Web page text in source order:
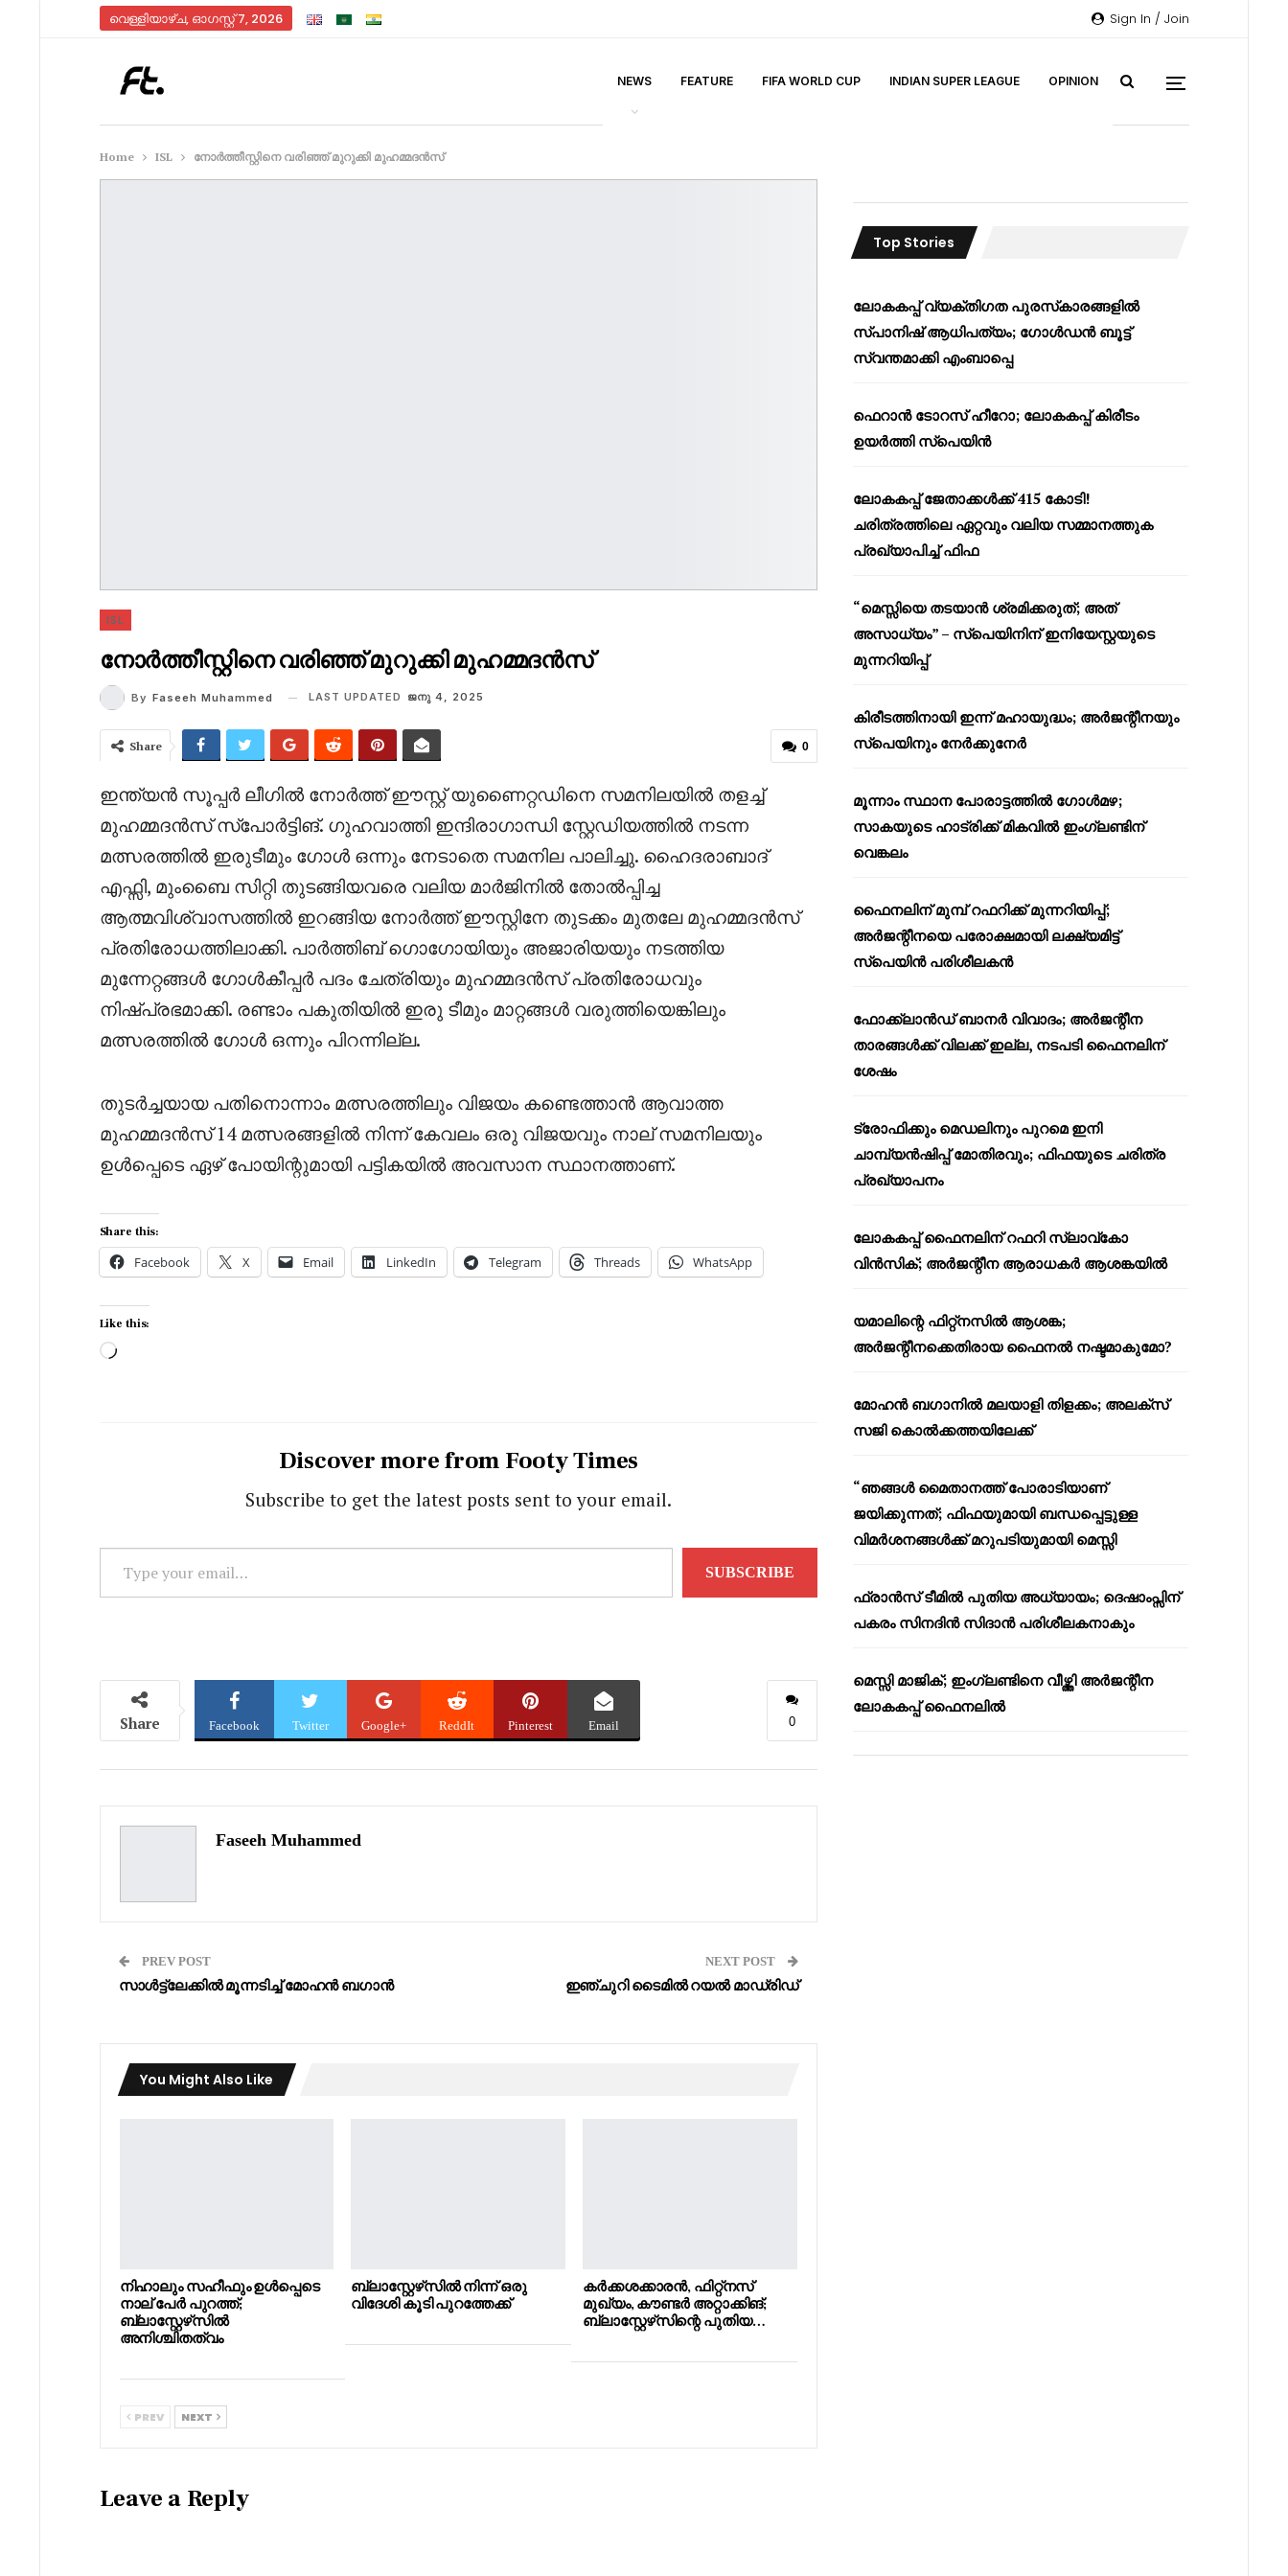
Sign In / Join
വെള്ളിയാഴ്‌ച, ഓഗസ്റ്റ്‌ 7, 2026
NEWS FEATURE FIFA WORLD CUP INDIAN SUPER LEAGUE OPINION
Home ISL നോർത്തീസ്റ്റിനെ വരിഞ്ഞ് മുറുക്കി മുഹമ്മദൻസ്
ISL
നോർത്തീസ്റ്റിനെ വരിഞ്ഞ് മുറുക്കി മുഹമ്മദൻസ്
By Faseeh Muhammed LAST UPDATED ജനു 4, 2025
0
Share
ഇന്ത്യൻ സൂപ്പർ ലീഗിൽ നോർത്ത് ഈസ്റ്റ് യുണൈറ്റഡിനെ സമനിലയിൽ തളച്ച്
മുഹമ്മദൻസ് സ്‌പോർട്ടിങ്. ഗുഹവാത്തി ഇന്ദിരാഗാന്ധി സ്റ്റേഡിയത്തിൽ നടന്ന
മത്സരത്തിൽ ഇരുടീമും ഗോൾ ഒന്നും നേടാതെ സമനില പാലിച്ചു. ഹൈദരാബാദ്
എഫ്സി, മുംബൈ സിറ്റി തുടങ്ങിയവരെ വലിയ മാർജിനിൽ തോൽപ്പിച്ച
ആത്മവിശ്വാസത്തിൽ ഇറങ്ങിയ നോർത്ത് ഈസ്റ്റിനേ തുടക്കം മുതലേ മുഹമ്മദൻസ്
പ്രതിരോധത്തിലാക്കി. പാർത്തിബ് ഗൊഗോയിയും അജാരിയയും നടത്തിയ
മുന്നേറ്റങ്ങൾ ഗോൾകീപ്പർ പദം ചേത്രിയും മുഹമ്മദൻസ് പ്രതിരോധവും
നിഷ്പ്രഭമാക്കി. രണ്ടാം പകുതിയിൽ ഇരു ടീമും മാറ്റങ്ങൾ വരുത്തിയെങ്കിലും
മത്സരത്തിൽ ഗോൾ ഒന്നും പിറന്നില്ല.
തുടർച്ചയായ പതിനൊന്നാം മത്സരത്തിലും വിജയം കണ്ടെത്താൻ ആവാത്ത
മുഹമ്മദൻസ് 14 മത്സരങ്ങളിൽ നിന്ന് കേവലം ഒരു വിജയവും നാല് സമനിലയും
ഉൾപ്പെടെ ഏഴ് പോയിന്റുമായി പട്ടികയിൽ അവസാന സ്ഥാനത്താണ്.
Share this:
Facebook X Email LinkedIn Telegram Threads WhatsApp
Like this:
Loading…
Discover more from Footy Times
Subscribe to get the latest posts sent to your email.
your
SUBSCRIBE
0
Share Facebook Twitter Google+ ReddIt Pinterest Email
Faseeh Muhammed
PREV POST
സാൾട്ട്ലേക്കിൽ മൂന്നടിച്ച് മോഹൻ ബഗാൻ
NEXT POST
ഇഞ്ചുറി ടൈമിൽ റയൽ മാഡ്രിഡ്
You Might Also Like
നിഹാലും സഹീഫും ഉൾപ്പെടെ
നാല് പേർ പുറത്ത്;
ബ്ലാസ്റ്റേഴ്‌സിൽ
അനിശ്ചിതത്വം
ബ്ലാസ്റ്റേഴ്‌സിൽ നിന്ന് ഒരു
വിദേശി കൂടി പുറത്തേക്ക്
കർക്കശക്കാരൻ, ഫിറ്റ്നസ്
മുഖ്യം, കൗണ്ടർ അറ്റാക്കിങ്;
ബ്ലാസ്റ്റേഴ്‌സിന്റെ പുതിയ…
PREV NEXT
Leave a Reply
Top Stories
ലോകകപ്പ് വ്യക്തിഗത പുരസ്‌കാരങ്ങളിൽ
സ്പാനിഷ് ആധിപത്യം; ഗോൾഡൻ ബൂട്ട്
സ്വന്തമാക്കി എംബാപ്പെ
ഫെറാൻ ടോറസ് ഹീറോ; ലോകകപ്പ് കിരീടം
ഉയർത്തി സ്പെയിൻ
ലോകകപ്പ് ജേതാക്കൾക്ക് 415 കോടി!
ചരിത്രത്തിലെ ഏറ്റവും വലിയ സമ്മാനത്തുക
പ്രഖ്യാപിച്ച് ഫിഫ
“മെസ്സിയെ തടയാൻ ശ്രമിക്കരുത്; അത്
അസാധ്യം” – സ്പെയിനിന് ഇനിയേസ്റ്റയുടെ
മുന്നറിയിപ്പ്
കിരീടത്തിനായി ഇന്ന് മഹായുദ്ധം; അർജന്റീനയും
സ്പെയിനും നേർക്കുനേർ
മൂന്നാം സ്ഥാന പോരാട്ടത്തിൽ ഗോൾമഴ;
സാകയുടെ ഹാട്രിക്ക് മികവിൽ ഇംഗ്ലണ്ടിന്
വെങ്കലം
ഫൈനലിന് മുമ്പ് റഫറിക്ക് മുന്നറിയിപ്പ്;
അർജന്റീനയെ പരോക്ഷമായി ലക്ഷ്യമിട്ട്
സ്പെയിൻ പരിശീലകൻ
ഫോക്ക്‌ലാൻഡ് ബാനർ വിവാദം; അർജന്റീന
താരങ്ങൾക്ക് വിലക്ക് ഇല്ല, നടപടി ഫൈനലിന്
ശേഷം
ട്രോഫിക്കും മെഡലിനും പുറമെ ഇനി
ചാമ്പ്യൻഷിപ്പ് മോതിരവും; ഫിഫയുടെ ചരിത്ര
പ്രഖ്യാപനം
ലോകകപ്പ് ഫൈനലിന് റഫറി സ്ലാവ്‌കോ
വിൻസിക്; അർജന്റീന ആരാധകർ ആശങ്കയിൽ
യമാലിന്റെ ഫിറ്റ്നസിൽ ആശങ്ക;
അർജന്റീനക്കെതിരായ ഫൈനൽ നഷ്ടമാകുമോ?
മോഹൻ ബഗാനിൽ മലയാളി തിളക്കം; അലക്സ്
സജി കൊൽക്കത്തയിലേക്ക്
“ഞങ്ങൾ മൈതാനത്ത് പോരാടിയാണ്
ജയിക്കുന്നത്; ഫിഫയുമായി ബന്ധപ്പെട്ടുള്ള
വിമർശനങ്ങൾക്ക് മറുപടിയുമായി മെസ്സി
ഫ്രാൻസ് ടീമിൽ പുതിയ അധ്യായം; ദെഷാംപ്സിന്
പകരം സിനദിൻ സിദാൻ പരിശീലകനാകും
മെസ്സി മാജിക്; ഇംഗ്ലണ്ടിനെ വീഴ്ത്തി അർജന്റീന
ലോകകപ്പ് ഫൈനലിൽ